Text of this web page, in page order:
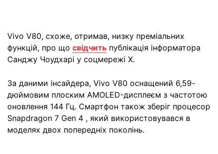
Vivo V80, схоже, отримав, низку преміальних
функцій, про що свідчить публікація інформатора
Санджу Чоудхарі у соцмережі X.
За даними інсайдера, Vivo V80 оснащений 6,59-
дюймовим плоским AMOLED-дисплеєм з частотою
оновлення 144 Гц. Смартфон також зберіг процесор
Snapdragon 7 Gen 4 , який використовувався в
моделях двох попередніх поколінь.